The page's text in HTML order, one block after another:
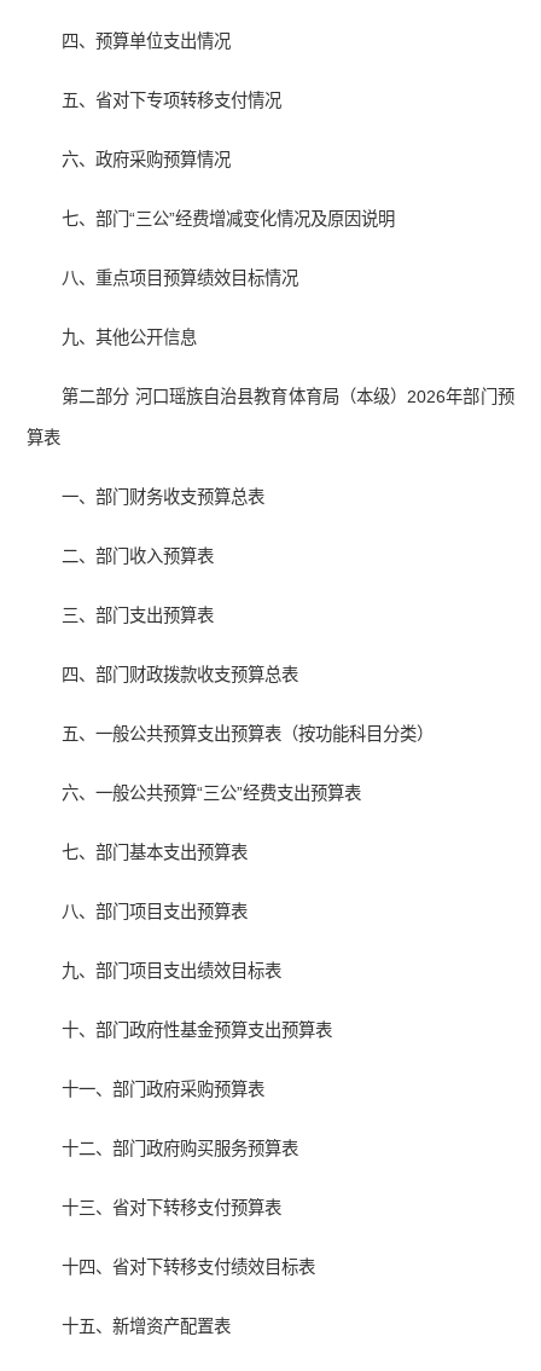
四、预算单位支出情况
五、省对下专项转移支付情况
六、政府采购预算情况
七、部门“三公”经费增减变化情况及原因说明
八、重点项目预算绩效目标情况
九、其他公开信息
第二部分 河口瑶族自治县教育体育局（本级）2026年部门预
算表
一、部门财务收支预算总表
二、部门收入预算表
三、部门支出预算表
四、部门财政拨款收支预算总表
五、一般公共预算支出预算表（按功能科目分类）
六、一般公共预算“三公”经费支出预算表
七、部门基本支出预算表
八、部门项目支出预算表
九、部门项目支出绩效目标表
十、部门政府性基金预算支出预算表
十一、部门政府采购预算表
十二、部门政府购买服务预算表
十三、省对下转移支付预算表
十四、省对下转移支付绩效目标表
十五、新增资产配置表